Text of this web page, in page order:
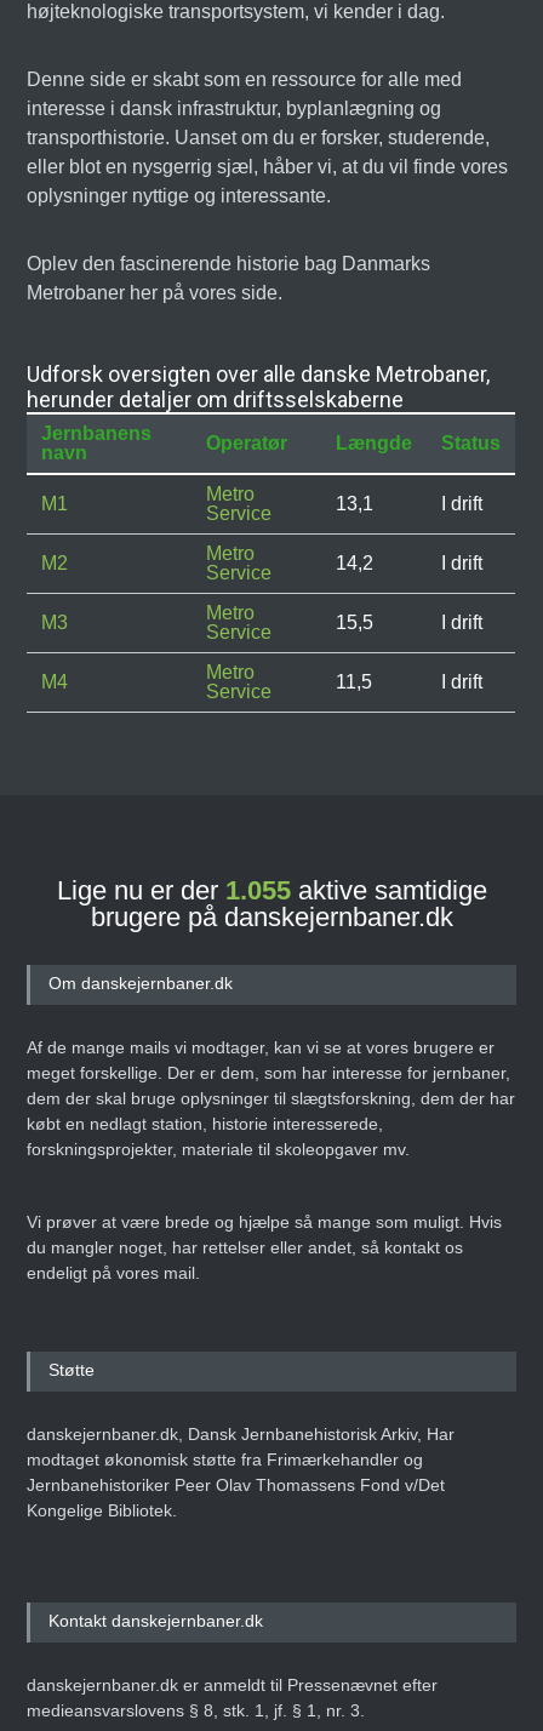
højteknologiske transportsystem, vi kender i dag.
Denne side er skabt som en ressource for alle med
interesse i dansk infrastruktur, byplanlægning og
transporthistorie. Uanset om du er forsker, studerende,
eller blot en nysgerrig sjæl, håber vi, at du vil finde vores
oplysninger nyttige og interessante.
Oplev den fascinerende historie bag Danmarks
Metrobaner her på vores side.
Udforsk oversigten over alle danske Metrobaner,
herunder detaljer om driftsselskaberne
Jernbanens
navn
Operatør Længde Status
M1
Metro
Service
13,1 I drift
M2
Metro
Service
14,2 I drift
M3
Metro
Service
15,5 I drift
M4
Metro
Service
11,5 I drift
Lige nu er der 1.055aktive samtidige
brugere på danskejernbaner.dk
Om danskejernbaner.dk
Af de mange mails vi modtager, kan vi se at vores brugere er
meget forskellige. Der er dem, som har interesse for jernbaner,
dem der skal bruge oplysninger til slægtsforskning, dem der har
købt en nedlagt station, historie interesserede,
forskningsprojekter, materiale til skoleopgaver mv.
Vi prøver at være brede og hjælpe så mange som muligt. Hvis
du mangler noget, har rettelser eller andet, så kontakt os
endeligt på vores mail.
Støtte
danskejernbaner.dk, Dansk Jernbanehistorisk Arkiv, Har
modtaget økonomisk støtte fra Frimærkehandler og
Jernbanehistoriker Peer Olav Thomassens Fond v/Det
Kongelige Bibliotek.
Kontakt danskejernbaner.dk
danskejernbaner.dk er anmeldt til Pressenævnet efter
medieansvarslovens § 8, stk. 1, jf. § 1, nr. 3.